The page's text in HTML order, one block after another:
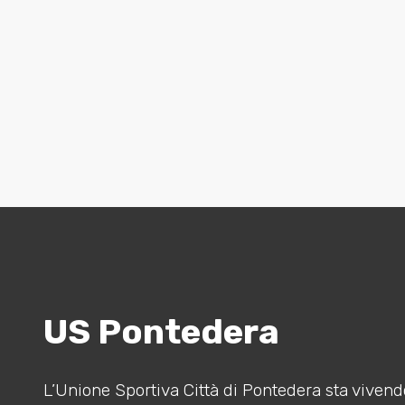
US Pontedera
L’Unione Sportiva Città di Pontedera sta